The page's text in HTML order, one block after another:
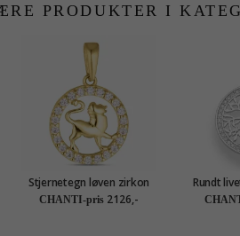
PRODUKTER I
Stjernetegn løven zirkon
anheng i 8 karat - Gold
Collection
CHANTI-pris 2126,-
Rundt